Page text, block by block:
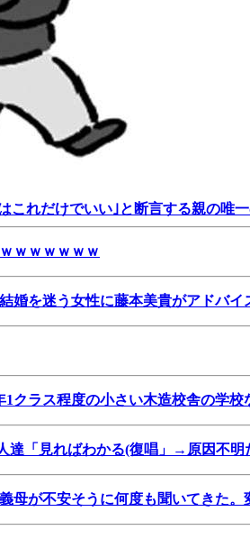
これだけでいい｣と断言する親の唯
ｗｗｗｗｗｗ
婚を迷う女性に藤本美貴がアドバイ
クラス程度の小さい木造校舎の学
「見ればわかる(復唱」→原因不
母が不安そうに何度も聞いてきた